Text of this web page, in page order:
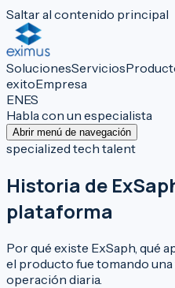
Saltar al contenido principal
SolucionesServicios
exitoEmpresa
ENES
Habla con un especialista
Abrir menú de navegación
specialized tech talent
Historia de
plataforma
Por qué existe ExSaph, qué
el producto fue tomando una
operación diaria.